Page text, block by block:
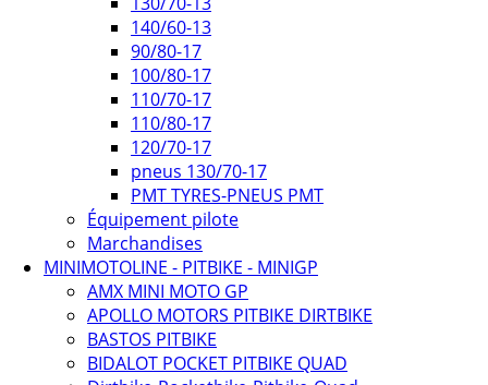
140/60-13
90/80-17
100/80-17
110/70-17
110/80-17
120/70-17
pneus 130/70-17
PMT TYRES-PNEUS PMT
Équipement pilote
Marchandises
MINIMOTOLINE - PITBIKE - MINIGP
AMX MINI MOTO GP
APOLLO MOTORS PITBIKE DIRTBIKE
BASTOS PITBIKE
BIDALOT POCKET PITBIKE QUAD